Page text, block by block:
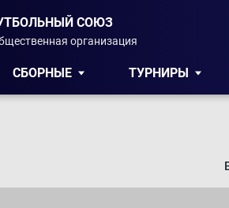
СОЮЗ
организация
СБОРНЫЕ ТУРНИРЫ